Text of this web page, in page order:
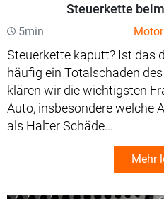
Steuerkette
5min Motor
Steuerkette kaputt? Ist das
häufig ein Totalschaden
klären wir die wichtigsten
Auto, insbesondere welche
als Halter Schäde...
Mehr